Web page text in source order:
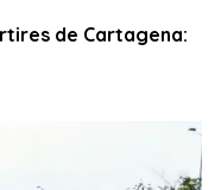
de Cartagena: